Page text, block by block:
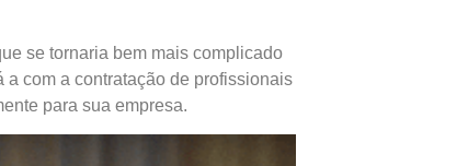
se tornaria bem mais complicado
com a contratação de profissionais
para sua empresa.